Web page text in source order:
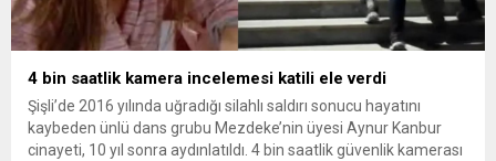
4 bin saatlik kamera incelemesi katili ele verdi
Şişli’de 2016 yılında uğradığı silahlı saldırı sonucu hayatını
kaybeden ünlü dans grubu Mezdeke’nin üyesi Aynur Kanbur
cinayeti, 10 yıl sonra aydınlatıldı. 4 bin saatlik güvenlik kamerası